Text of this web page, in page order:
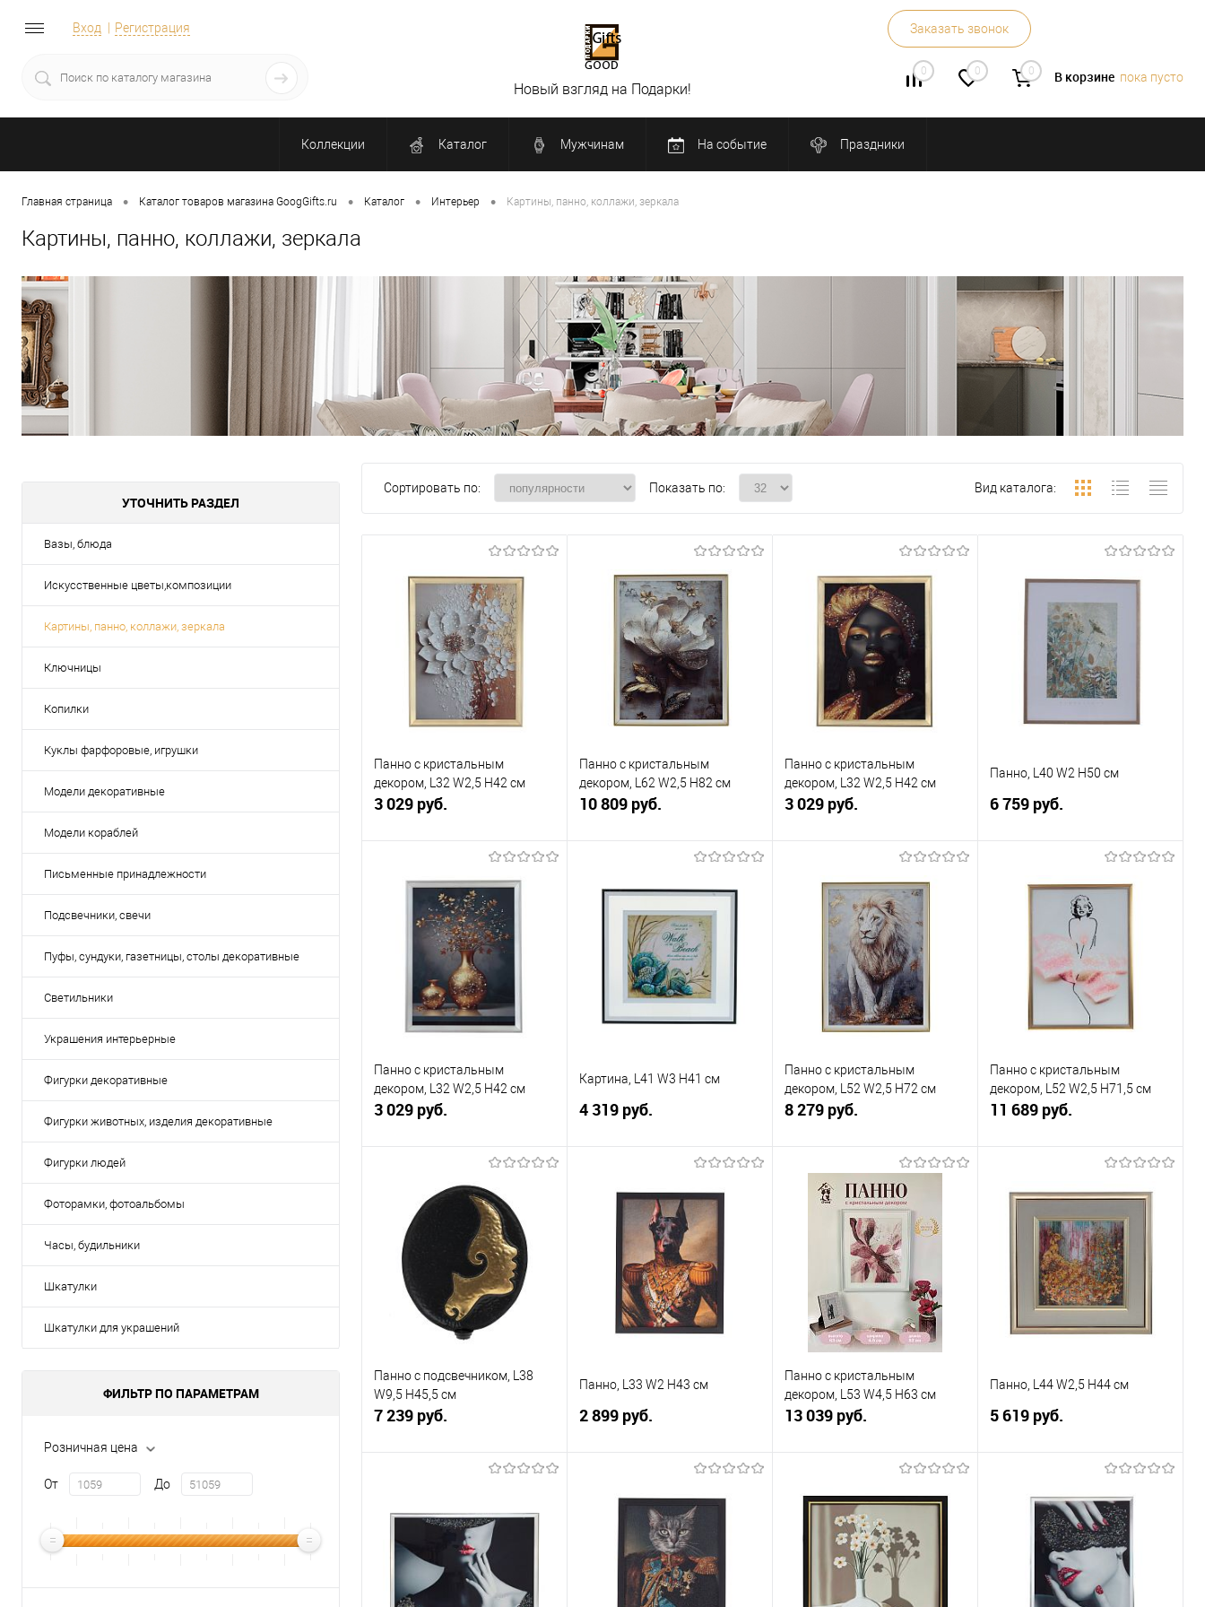
Вход Регистрация Заказать звонок
0 0 0 В корзине пока пусто
Новый взгляд на Подарки!
Коллекции Каталог Мужчинам На событие Праздники
Главная страница • Каталог товаров магазина GoogGifts.ru • Каталог • Интерьер • Картины, панно, коллажи, зеркала
Картины, панно, коллажи, зеркала
УТОЧНИТЬ РАЗДЕЛ
Вазы, блюда
Искусственные цветы,композиции
Картины, панно, коллажи, зеркала
Ключницы
Копилки
Куклы фарфоровые, игрушки
Модели декоративные
Модели кораблей
Письменные принадлежности
Подсвечники, свечи
Пуфы, сундуки, газетницы, столы декоративные
Светильники
Украшения интерьерные
Фигурки декоративные
Фигурки животных, изделия декоративные
Фигурки людей
Фоторамки, фотоальбомы
Часы, будильники
Шкатулки
Шкатулки для украшений
ФИЛЬТР ПО ПАРАМЕТРАМ
Розничная цена
От До
Сортировать по: Показать по: Вид каталога:
Панно с кристальным
декором, L32 W2,5 H42 см
3 029 руб.
Купить в 1
К
сравнению
В избранное
Панно с кристальным
декором, L62 W2,5 H82 см
10 809 руб.
Купить в 1
К
сравнению
В избранное
В наличии
Панно с кристальным
декором, L32 W2,5 H42 см
3 029 руб.
Купить в 1
К
сравнению
В избранное
В наличии
Панно, L40 W2 H50 см
6 759 руб.
сравнению
В избранное
В наличии
Панно с кристальным
декором, L32 W2,5 H42 см
3 029 руб.
Купить в 1
К
сравнению
В избранное
В наличии
Картина, L41 W3 H41 см
4 319 руб.
Купить в 1
К
сравнению
В избранное
В наличии
Панно с кристальным
декором, L52 W2,5 H72 см
8 279 руб.
В корзину
Купить в 1
сравнению
В избранное
В наличии
Панно с кристальным
декором, L52 W2,5 H71,5 см
11 689 руб.
Купить в 1
К
сравнению
В избранное
В наличии
Панно с подсвечником, L38
W9,5 H45,5 см
7 239 руб.
Купить в 1
клик
К
сравнению
В избранное
В наличии
Панно, L33 W2 H43 см
2 899 руб.
Купить в 1
сравнению
В избранное
В наличии
Панно с кристальным
декором, L53 W4,5 H63 см
13 039 руб.
Купить в 1
клик
К
сравнению
В избранное
Панно, L44 W2,5 H44 см
5 619 руб.
Купить в 1
К
сравнению
В избранное
В наличии